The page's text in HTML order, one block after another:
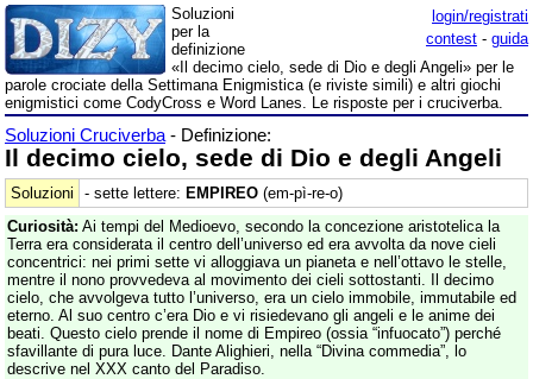
login/registrati
contest - guida
Soluzioni
per la
definizione
«Il decimo cielo, sede di Dio e degli Angeli» per le
parole crociate della Settimana Enigmistica (e riviste simili) e altri giochi
enigmistici come CodyCross e Word Lanes. Le risposte per i cruciverba.
Soluzioni Cruciverba - Definizione:
Il decimo cielo, sede di Dio e degli Angeli
Soluzioni - sette lettere: EMPIREO (em-pì-re-o)
Curiosità: Ai tempi del Medioevo, secondo la concezione aristotelica la
Terra era considerata il centro dell’universo ed era avvolta da nove cieli
concentrici: nei primi sette vi alloggiava un pianeta e nell’ottavo le stelle,
mentre il nono provvedeva al movimento dei cieli sottostanti. Il decimo
cielo, che avvolgeva tutto l’universo, era un cielo immobile, immutabile ed
eterno. Al suo centro c’era Dio e vi risiedevano gli angeli e le anime dei
beati. Questo cielo prende il nome di Empireo (ossia “infuocato”) perché
sfavillante di pura luce. Dante Alighieri, nella “Divina commedia”, lo
descrive nel XXX canto del Paradiso.